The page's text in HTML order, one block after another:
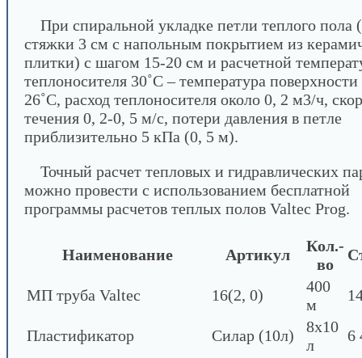
При спиральной укладке петли теплого пола
стяжки 3 см с напольным покрытием из
плитки) с шагом 15-20 см и расчетной
теплоносителя 30˚С – температура
26˚С, расход теплоносителя около 0, 2 м3/ч,
течения 0, 2-0, 5 м/с, потери давления в петле
приблизительно 5 кПа (0, 5 м).
Точный расчет тепловых и гидравлических
можно провести с использованием бесплатной
программы расчетов теплых полов Valtec Prog.
Наименование Артикул
Кол.-
во
МП труба Valtec 16(2, 0)
400
м
Пластификатор Силар (10л)
8х10
л
6